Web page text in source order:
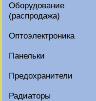
Оборудование
(распродажа)
Оптоэлектроника
Панельки
Предохранители
Радиаторы